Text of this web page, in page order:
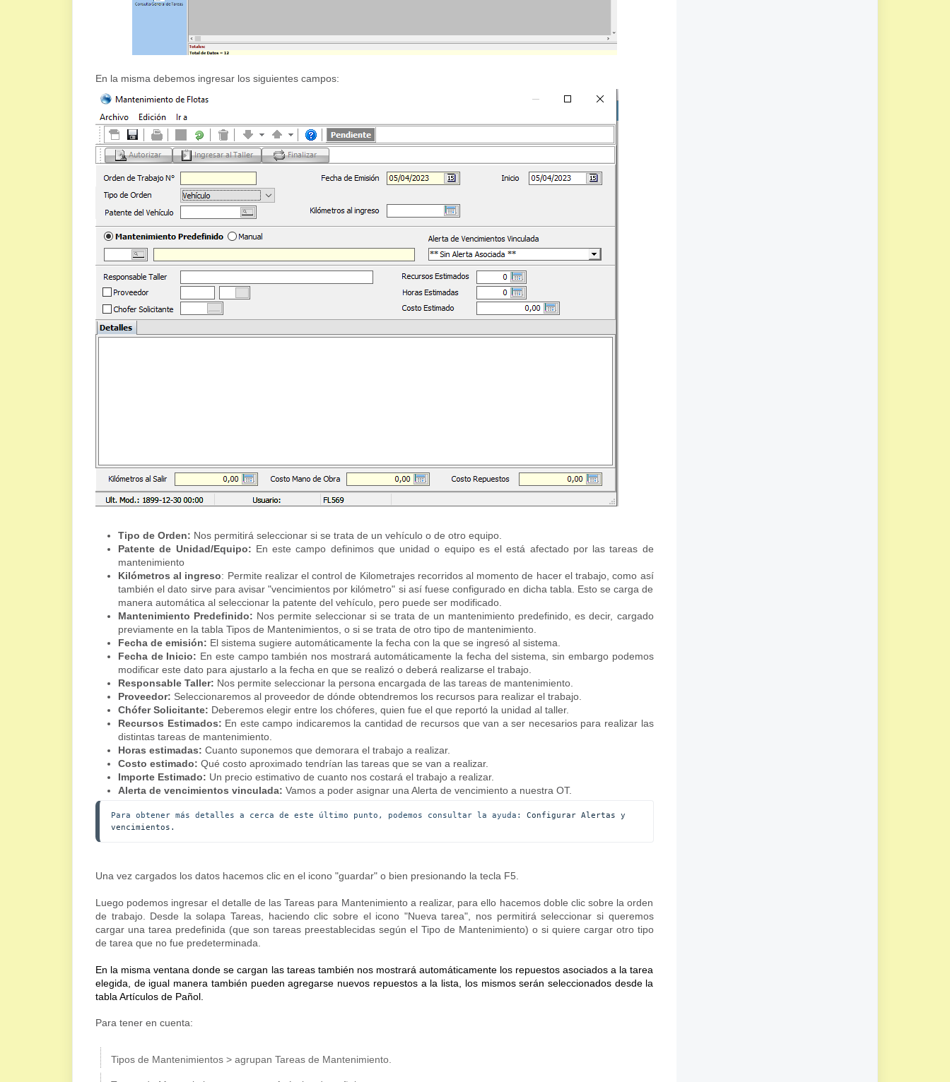
En la misma debemos ingresar los siguientes campos:
Tipo de Orden: Nos permitirá seleccionar si se trata de un vehículo o de otro equipo.
Patente de Unidad/Equipo: En este campo definimos que unidad o equipo es el está afectado por las tareas de
mantenimiento
Kilómetros al ingreso: Permite realizar el control de Kilometrajes recorridos al momento de hacer el trabajo, como así
también el dato sirve para avisar "vencimientos por kilómetro" si así fuese configurado en dicha tabla. Esto se carga de
manera automática al seleccionar la patente del vehículo, pero puede ser modificado.
Mantenimiento Predefinido: Nos permite seleccionar si se trata de un mantenimiento predefinido, es decir, cargado
previamente en la tabla Tipos de Mantenimientos, o si se trata de otro tipo de mantenimiento.
Fecha de emisión: El sistema sugiere automáticamente la fecha con la que se ingresó al sistema.
Fecha de Inicio: En este campo también nos mostrará automáticamente la fecha del sistema, sin embargo podemos
modificar este dato para ajustarlo a la fecha en que se realizó o deberá realizarse el trabajo.
Responsable Taller: Nos permite seleccionar la persona encargada de las tareas de mantenimiento.
Proveedor: Seleccionaremos al proveedor de dónde obtendremos los recursos para realizar el trabajo.
Chófer Solicitante: Deberemos elegir entre los chóferes, quien fue el que reportó la unidad al taller.
Recursos Estimados: En este campo indicaremos la cantidad de recursos que van a ser necesarios para realizar las
distintas tareas de mantenimiento.
Horas estimadas: Cuanto suponemos que demorara el trabajo a realizar.
Costo estimado: Qué costo aproximado tendrían las tareas que se van a realizar.
Importe Estimado: Un precio estimativo de cuanto nos costará el trabajo a realizar.
Alerta de vencimientos vinculada: Vamos a poder asignar una Alerta de vencimiento a nuestra OT.
Para obtener más detalles a cerca de este último punto, podemos consultar la ayuda: Configurar Alertas y
vencimientos.
Una vez cargados los datos hacemos clic en el icono "guardar" o bien presionando la tecla F5.
Luego podemos ingresar el detalle de las Tareas para Mantenimiento a realizar, para ello hacemos doble clic sobre la orden
de trabajo. Desde la solapa Tareas, haciendo clic sobre el icono "Nueva tarea", nos permitirá seleccionar si queremos
cargar una tarea predefinida (que son tareas preestablecidas según el Tipo de Mantenimiento) o si quiere cargar otro tipo
de tarea que no fue predeterminada.
En la misma ventana donde se cargan las tareas también nos mostrará automáticamente los repuestos asociados a la tarea
elegida, de igual manera también pueden agregarse nuevos repuestos a la lista, los mismos serán seleccionados desde la
tabla Artículos de Pañol.
Para tener en cuenta:
Tipos de Mantenimientos > agrupan Tareas de Mantenimiento.